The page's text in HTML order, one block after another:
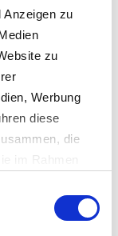
Anzeigen zu
zu
Werbung
diese
die
im Rahmen
Daten in die
verarbeitet.
GmbH